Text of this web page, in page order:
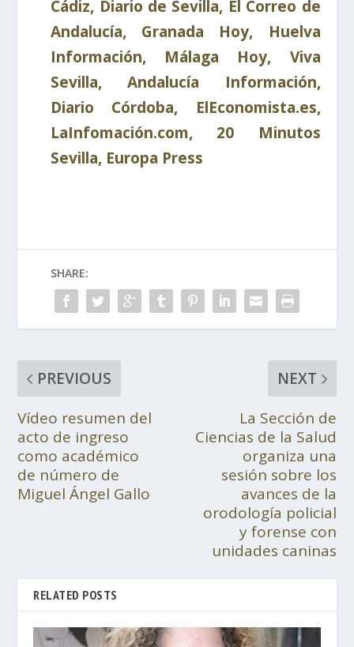
Cádiz, Diario de Sevilla, El Correo de
Andalucía, Granada Hoy, Huelva
Información, Málaga Hoy, Viva
Sevilla, Andalucía Información,
Diario Córdoba, ElEconomista.es,
LaInfomación.com, 20 Minutos
Sevilla, Europa Press
SHARE:
PREVIOUS
Vídeo resumen del
acto de ingreso
como académico
de número de
Miguel Ángel Gallo
NEXT
La Sección de
Ciencias de la Salud
organiza una
sesión sobre los
avances de la
orodología policial
y forense con
unidades caninas
RELATED POSTS